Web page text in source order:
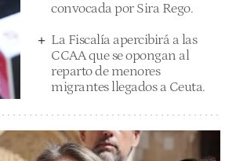
convocada por Sira Rego.
La Fiscalía apercibirá a las
CCAA que se opongan al
reparto de menores
migrantes llegados a Ceuta.